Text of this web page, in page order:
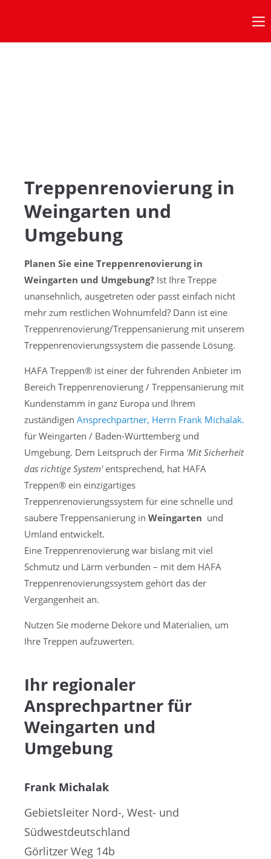
Bürozeiten
in diesen Zeiten erreichen Sie uns:
Mo-Do: 7 - 17 Uhr
Fr: 7 - 15:45 Uhr
Wir freuen uns auf Ihren Anruf oder Besuch.
Anschrift/Kontakt
HAFA Treppen GmbH
Pfarrberg 17
08371 Meerane
+49 3764 18 57 44
verkauf@hafa-treppen.de
Treppenrenovierung /
Treppensanierung
Treppenrenovierung in
Weingarten und
Umgebung
Planen Sie eine Treppenrenovierung in
Weingarten und Umgebung? Ist Ihre Treppe
unansehnlich, ausgetreten oder passt einfach nicht
mehr zum restlichen Wohnumfeld? Dann ist eine
Treppenrenovierung/Treppensanierung mit unserem
Treppenrenovierungssystem die passende Lösung.
HAFA Treppen® ist einer der führenden Anbieter im
Bereich Treppenrenovierung / Treppensanierung mit
Kundenstamm in ganz Europa und Ihrem
zuständigen Ansprechpartner, Herrn Frank Michalak.
für Weingarten / Baden-Württemberg und
Umgebung. Dem Leitspruch der Firma 'Mit Sicherheit
das richtige System'entsprechend, hat HAFA
Treppen® ein einzigartiges
Treppenrenovierungssystem für eine schnelle und
saubere Treppensanierung in Weingarten und
Umland entwickelt.
Eine Treppenrenovierung war bislang mit viel
Schmutz und Lärm verbunden – mit dem HAFA
Treppenrenovierungssystem gehört das der
Vergangenheit an.
Nutzen Sie moderne Dekore und Materialien, um
Ihre Treppen aufzuwerten.
Ihr regionaler
Ansprechpartner für
Weingarten und
Umgebung
Frank Michalak
Gebietsleiter Nord-, West- und
Südwestdeutschland
Görlitzer Weg 14b